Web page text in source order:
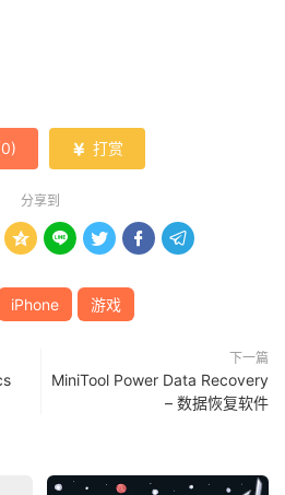
0)  打赏
分享到
    
iPhone 游戏
下一篇
MiniTool Power Data Recovery
– 数据恢复软件